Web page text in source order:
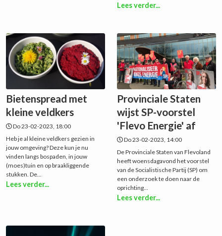
Lees verder...
Bietenspread met
kleine veldkers
Do 23-02-2023, 18:00
Heb je al kleine veldkers gezien in
jouw omgeving? Deze kun je nu
vinden langs bospaden, in jouw
(moes)tuin en op braakliggende
stukken. De...
Lees verder...
Provinciale Staten
wijst SP-voorstel
'Flevo Energie' af
Do 23-02-2023, 14:00
De Provinciale Staten van Flevoland
heeft woensdagavond het voorstel
van de Socialistische Partij (SP) om
een onderzoek te doen naar de
oprichting...
Lees verder...